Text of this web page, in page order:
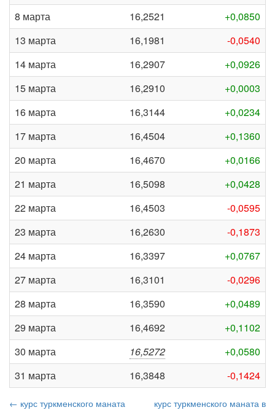
8 марта
16,2521
+0,0850
13 марта
16,1981
-0,0540
14 марта
16,2907
+0,0926
15 марта
16,2910
+0,0003
16 марта
16,3144
+0,0234
17 марта
16,4504
+0,1360
20 марта
16,4670
+0,0166
21 марта
16,5098
+0,0428
22 марта
16,4503
-0,0595
23 марта
16,2630
-0,1873
24 марта
16,3397
+0,0767
27 марта
16,3101
-0,0296
28 марта
16,3590
+0,0489
29 марта
16,4692
+0,1102
30 марта
16,5272
+0,0580
31 марта
16,3848 -0,1424
← курс туркменского маната
курс туркменского маната в